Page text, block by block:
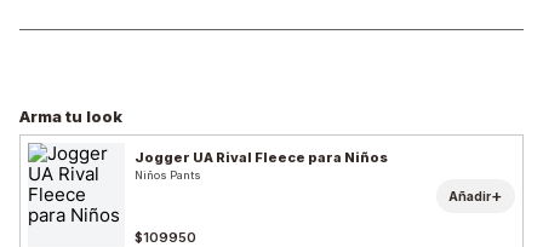
Arma tu look
Jogger UA Rival Fleece para Niños
Niños Pants
$109950
Añadir+